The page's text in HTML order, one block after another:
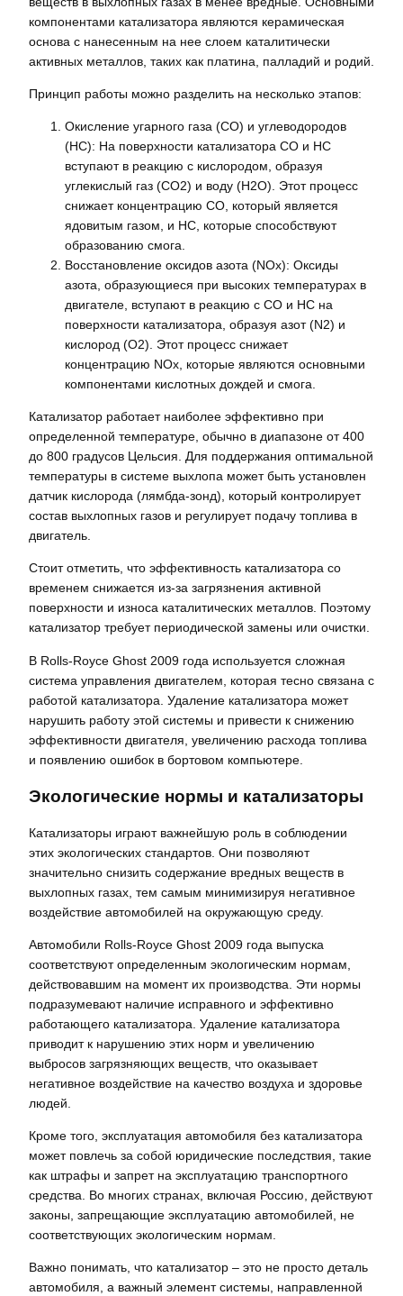
компонентами катализатора являются керамическая
основа с нанесенным на нее слоем каталитически
активных металлов, таких как платина, палладий и родий.
Принцип работы можно разделить на несколько этапов:
Окисление угарного газа (CO) и углеводородов
(HC): На поверхности катализатора CO и HC
вступают в реакцию с кислородом, образуя
углекислый газ (CO2) и воду (H2O). Этот процесс
снижает концентрацию CO, который является
ядовитым газом, и HC, которые способствуют
образованию смога.
Восстановление оксидов азота (NOx): Оксиды
азота, образующиеся при высоких температурах в
двигателе, вступают в реакцию с CO и HC на
поверхности катализатора, образуя азот (N2) и
кислород (O2). Этот процесс снижает
концентрацию NOx, которые являются основными
компонентами кислотных дождей и смога.
Катализатор работает наиболее эффективно при
определенной температуре, обычно в диапазоне от 400
до 800 градусов Цельсия. Для поддержания оптимальной
температуры в системе выхлопа может быть установлен
датчик кислорода (лямбда-зонд), который контролирует
состав выхлопных газов и регулирует подачу топлива в
двигатель.
Стоит отметить, что эффективность катализатора со
временем снижается из-за загрязнения активной
поверхности и износа каталитических металлов. Поэтому
катализатор требует периодической замены или очистки.
В Rolls-Royce Ghost 2009 года используется сложная
система управления двигателем, которая тесно связана с
работой катализатора. Удаление катализатора может
нарушить работу этой системы и привести к снижению
эффективности двигателя, увеличению расхода топлива
и появлению ошибок в бортовом компьютере.
Экологические нормы и катализаторы
Катализаторы играют важнейшую роль в соблюдении
этих экологических стандартов. Они позволяют
значительно снизить содержание вредных веществ в
выхлопных газах, тем самым минимизируя негативное
воздействие автомобилей на окружающую среду.
Автомобили Rolls-Royce Ghost 2009 года выпуска
соответствуют определенным экологическим нормам,
действовавшим на момент их производства. Эти нормы
подразумевают наличие исправного и эффективно
работающего катализатора. Удаление катализатора
приводит к нарушению этих норм и увеличению
выбросов загрязняющих веществ, что оказывает
негативное воздействие на качество воздуха и здоровье
людей.
Кроме того, эксплуатация автомобиля без катализатора
может повлечь за собой юридические последствия, такие
как штрафы и запрет на эксплуатацию транспортного
средства. Во многих странах, включая Россию, действуют
законы, запрещающие эксплуатацию автомобилей, не
соответствующих экологическим нормам.
Важно понимать, что катализатор – это не просто деталь
автомобиля, а важный элемент системы, направленной